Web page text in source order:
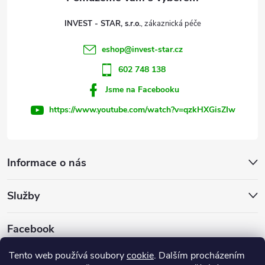
Tento web používá souborycookie. Dalším procházením
Informace o nás
Služby
Facebook
INVEST - STAR, s.r.o.
eshop@invest-star.cz
602 748 138
Jsme na Facebooku
https://www.youtube.com/watch?v=qzkHXGisZIw